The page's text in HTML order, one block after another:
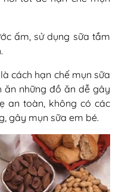
ấm, sử dụng sữa tắm
cách hạn chế mụn sữa
ăn những đồ ăn dễ gây
an toàn, không có các
gây mụn sữa em bé.